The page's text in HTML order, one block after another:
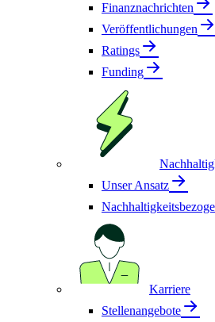
Finanznachrichten
Veröffentlichungen
Ratings
Funding
Unser Ansatz
Karriere
Stellenangebote